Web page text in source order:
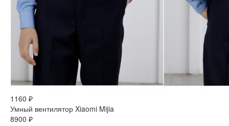
1160 ₽
Умный вентилятор Xiaomi Mijia
8900 ₽